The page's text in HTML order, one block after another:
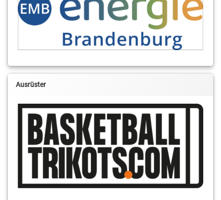
Ausrüster